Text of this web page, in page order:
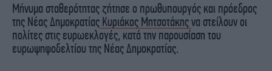
Μήνυμα σταθερότητας ζήτησε ο πρωθυπουργός και πρόεδρος
της Νέας Δημοκρατίας Κυριάκος Μητσοτάκηςνα στείλουν οι
πολίτες στις ευρωεκλογές, κατά την παρουσίαση του
ευρωψηφοδελτίου της Νέας Δημοκρατίας.